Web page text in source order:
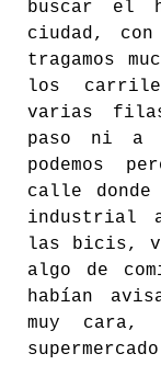
buscar el
ciudad,
tragamos
los
varias
paso ni a
podemos
calle
industrial a
las bicis,
algo de
habían
muy